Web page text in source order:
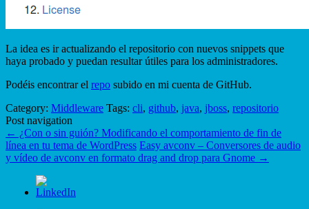
La idea es ir actualizando el repositorio con nuevos snippets que
haya probado y puedan resultar útiles para los administradores.
Podéis encontrar el repo subido en mi cuenta de GitHub.
Category: Middleware Tags: cli, github, java, jboss, repositorio
Post navigation
← ¿Con o sin guión? Modificando el comportamiento de fin de
línea en tu tema de WordPress Easy avconv – Conversores de audio
y vídeo de avconv en formato drag and drop para Gnome →